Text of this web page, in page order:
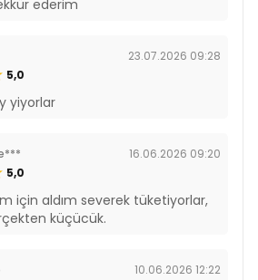
ederim
23.07.2026 09:28
5,0
yiyorlar
16.06.2026 09:20
5,0
için aldım severek tüketiyorlar,
küçücük.
10.06.2026 12:22